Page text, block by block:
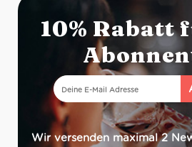
10% Rabatt
Wir versenden maximal 2